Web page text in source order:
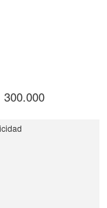
300.000